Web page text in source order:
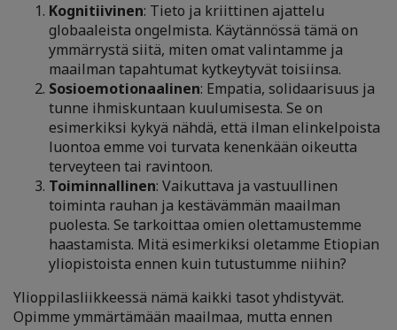
Kognitiivinen: Tieto ja kriittinen ajattelu
globaaleista ongelmista. Käytännössä tämä on
ymmärrystä siitä, miten omat valintamme ja
maailman tapahtumat kytkeytyvät toisiinsa.
Sosioemotionaalinen: Empatia, solidaarisuus ja
tunne ihmiskuntaan kuulumisesta. Se on
esimerkiksi kykyä nähdä, että ilman elinkelpoista
luontoa emme voi turvata kenenkään oikeutta
terveyteen tai ravintoon.
Toiminnallinen: Vaikuttava ja vastuullinen
toiminta rauhan ja kestävämmän maailman
puolesta. Se tarkoittaa omien olettamustemme
haastamista. Mitä esimerkiksi oletamme Etiopian
yliopistoista ennen kuin tutustumme niihin?
Ylioppilasliikkeessä nämä kaikki tasot yhdistyvät.
Opimme ymmärtämään maailmaa, mutta ennen